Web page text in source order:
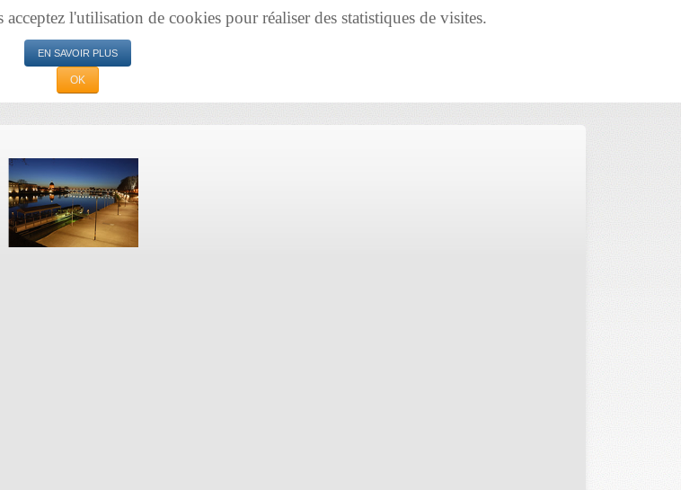
l'utilisation de cookies pour réaliser des statistiques de visites.
EN SAVOIR PLUS
OK